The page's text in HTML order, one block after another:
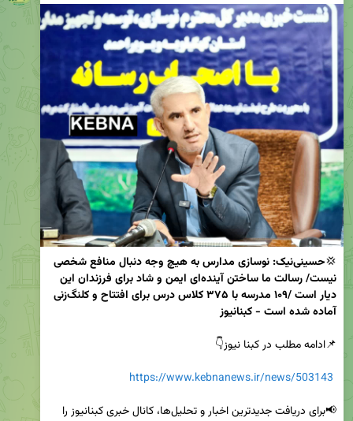
💢
آماده شده است - کبنانیوز
https://www.kebnanews.ir/news/503143